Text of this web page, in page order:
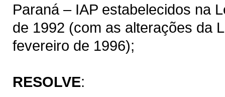
Paraná – IAP estabelecidos na
de 1992 (com as alterações da
fevereiro de 1996);
RESOLVE: